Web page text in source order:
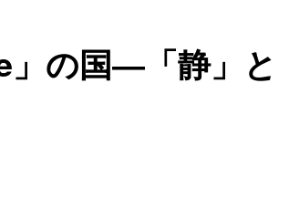
」の国―「静」と